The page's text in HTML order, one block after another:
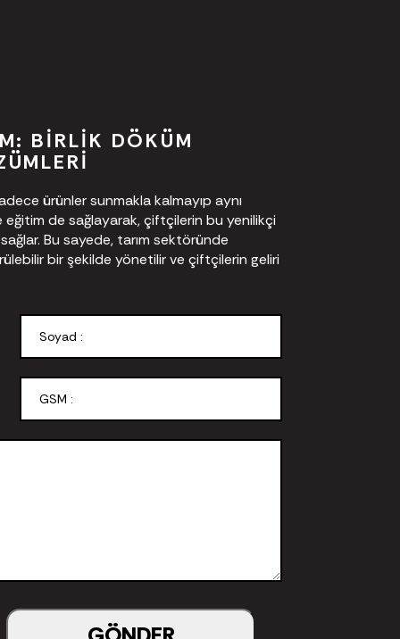
BIRLIK DÖKÜM
ürünler sunmakla kalmayıp aynı
de sağlayarak, çiftçilerin bu yenilikçi
Bu sayede, tarım sektöründe
bir şekilde yönetilir ve çiftçilerin geliri